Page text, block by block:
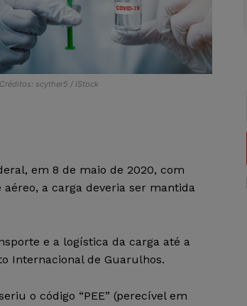
Créditos: scyther5 / iStock
em 8 de maio de 2020, com
a carga deveria ser mantida
e a logística da carga até a
Internacional de Guarulhos.
o código “PEE” (perecível em